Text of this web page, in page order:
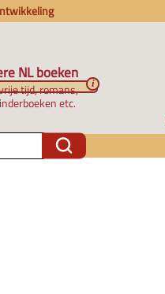
NL boeken
tijd, romans,
etc.
i